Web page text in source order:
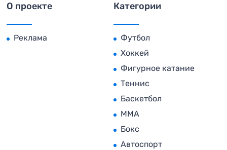
О проекте
Реклама
Категории
Футбол
Хоккей
Фигурное катание
Теннис
Баскетбол
MMA
Бокс
Автоспорт